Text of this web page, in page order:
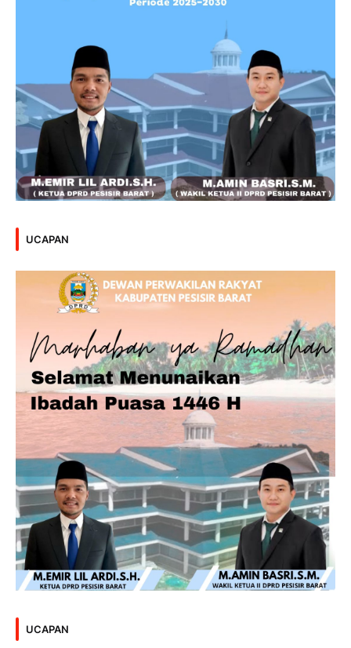
UCAPAN
UCAPAN